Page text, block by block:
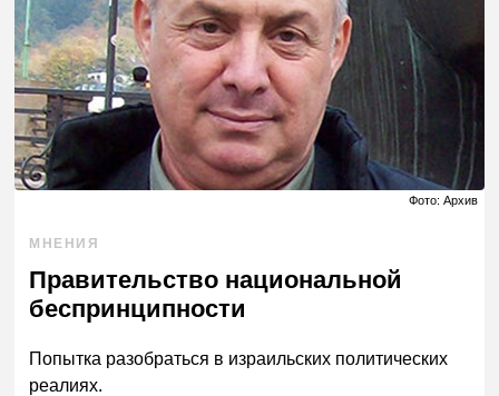
Фото: Архив
МНЕНИЯ
Правительство национальной
беспринципности
Попытка разобраться в израильских политических
реалиях.